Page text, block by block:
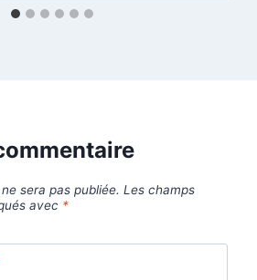
sera pas publiée. Les champs
avec *